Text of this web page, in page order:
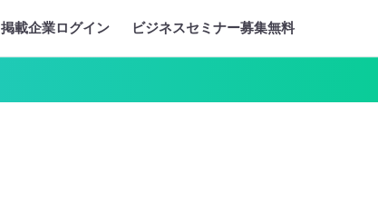
掲載企業ログイン ビジネスセミナー募集無料